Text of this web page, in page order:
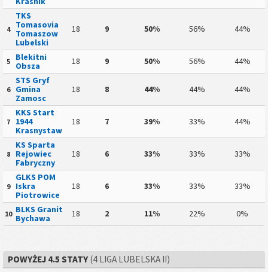
4
TKS
Tomasovia
Tomaszow
Lubelski
18 9 50% 56% 44%
5
Blekitni
Obsza
18 9 50% 56% 44%
6
STS Gryf
Gmina
Zamosc
18 8 44% 44% 44%
7
KKS Start
1944
Krasnystaw
18 7 39% 33% 44%
8
KS Sparta
Rejowiec
Fabryczny
18 6 33% 33% 33%
9
GLKS POM
Iskra
Piotrowice
18 6 33% 33% 33%
10 BLKS Granit
Bychawa
18 2 11% 22% 0%
POWYŻEJ 4.5 STATY(4 LIGA LUBELSKA II)